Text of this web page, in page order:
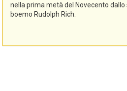
nella prima metà del Novecento
boemo Rudolph Rich.